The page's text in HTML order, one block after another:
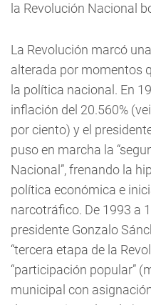
la Revolución Nacional
La Revolución marcó
alterada por momentos
la política nacional. En
inflación del 20.560%
por ciento) y el
puso en marcha la
Nacional”, frenando la
política económica e
narcotráfico. De 1993 a
presidente Gonzalo
“tercera etapa de la
“participación popular”
municipal con